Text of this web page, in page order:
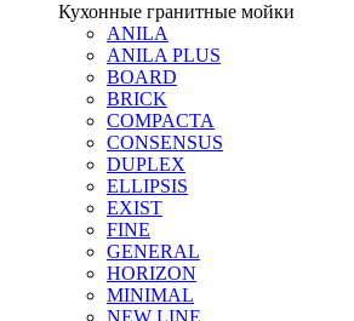
Кухонные гранитные мойки
ANILA
ANILA PLUS
BOARD
BRICK
COMPACTA
CONSENSUS
DUPLEX
ELLIPSIS
EXIST
FINE
GENERAL
HORIZON
MINIMAL
NEW LINE